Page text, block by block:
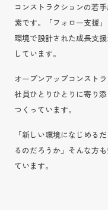
コンストラクションの若
素です。「フォロー支援
環境で設計された成長支
しています。
オープンアップコンスト
社員ひとりひとりに寄り
つくっています。
「新しい環境になじめる
るのだろうか」そんな方
ています。